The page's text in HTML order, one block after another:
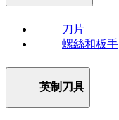
刀片
螺絲和板手
英制刀具